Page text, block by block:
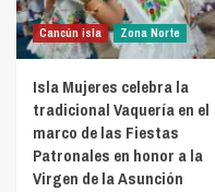
Cancún isla Zona Norte
Isla Mujeres celebra la
tradicional Vaquería en el
marco de las Fiestas
Patronales en honor a la
Virgen de la Asunción